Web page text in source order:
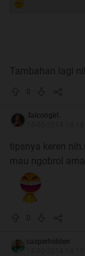
Tambahan lagi
0
.falcongirl.
tipsnya keren
mau ngobrol
0
casperhidden